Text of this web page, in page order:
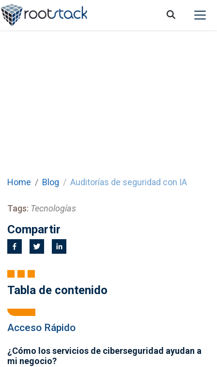
Home Blog Auditorías de seguridad con IA
Tags: Tecnologías
Compartir
Tabla de contenido
Acceso Rápido
¿Cómo los servicios de ciberseguridad ayudan a
mi negocio?